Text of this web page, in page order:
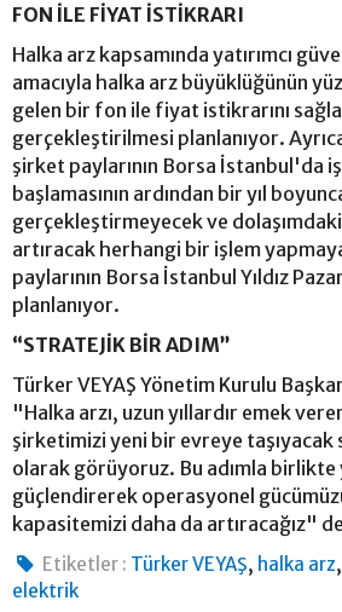
FON İLE FİYAT İSTİKRARI
Halka arz kapsamında yatırımcı
amacıyla halka arz büyüklüğünün
gelen bir fon ile fiyat istikrarını
gerçekleştirilmesi planlanıyor.
şirket paylarının Borsa İstanbul'da
başlamasının ardından bir yıl
gerçekleştirmeyecek ve dolaşımdaki
artıracak herhangi bir işlem
paylarının Borsa İstanbul Yıldız
planlanıyor.
“STRATEJİK BİR ADIM”
Türker VEYAŞ Yönetim Kurulu
"Halka arzı, uzun yıllardır emek
şirketimizi yeni bir evreye taşıyacak
olarak görüyoruz. Bu adımla birlikte
güçlendirerek operasyonel
kapasitemizi daha da artıracağız"
Etiketler : Türker VEYAŞ, halka arz,
elektrik